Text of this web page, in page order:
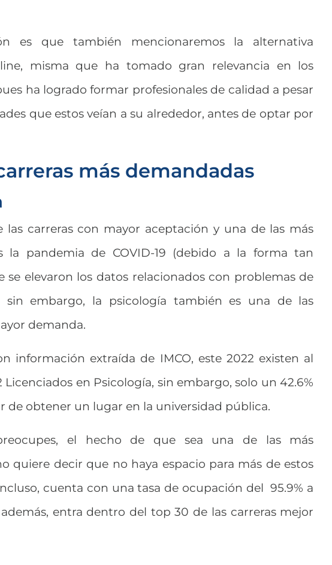
es que también mencionaremos la alternativa
misma que ha tomado gran relevancia en los
ha logrado formar profesionales de calidad a pesar
que estos veían a su alrededor, antes de optar por
más demandadas
las carreras con mayor aceptación y una de las más
la pandemia de COVID-19 (debido a la forma tan
se elevaron los datos relacionados con problemas de
sin embargo, la psicología también es una de las
demanda.
información extraída de IMCO, este 2022 existen al
Licenciados en Psicología, sin embargo, solo un 42.6%
de obtener un lugar en la universidad pública.
el hecho de que sea una de las más
quiere decir que no haya espacio para más de estos
cuenta con una tasa de ocupación del 95.9% a
entra dentro del top 30 de las carreras mejor